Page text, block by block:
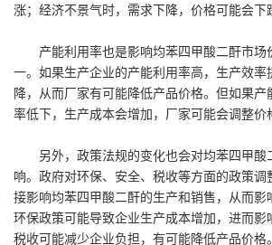
涨；经济不景气时，需求下降，价格可能会下
产能利用率也是影响均苯四甲酸二酐市场
一。如果生产企业的产能利用率高，生产效率
降，从而厂家有可能降低产品价格。但如果产
率低下，生产成本会增加，厂家可能会调整价
另外，政策法规的变化也会对均苯四甲酸
响。政府对环保、安全、税收等方面的政策调
接影响均苯四甲酸二酐的生产和销售，从而影
环保政策可能导致企业生产成本增加，进而影
税收可能减少企业负担，有可能降低产品价格。